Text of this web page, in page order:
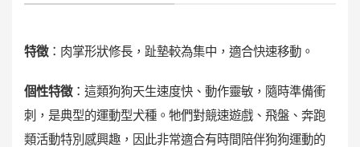
特徵：肉掌形狀修長，趾墊較為集中，適合快速移動。
個性特徵：這類狗狗天生速度快、動作靈敏，隨時準備衝
刺，是典型的運動型犬種。牠們對競速遊戲、飛盤、奔跑
類活動特別感興趣，因此非常適合有時間陪伴狗狗運動的